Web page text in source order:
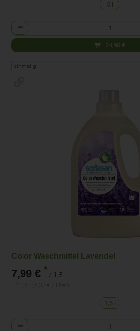
5 l
Anzahl
24,90 €
Color Waschmittel Lavendel
7,99 € * / 1,5 l
1,5 l
Anzahl